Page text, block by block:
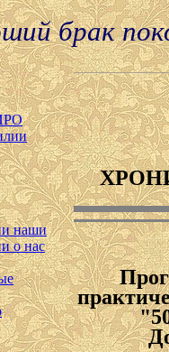
брак
наши
о нас